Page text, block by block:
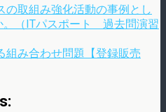
の取組み強化活動の事例とし
。（ITパスポート 過去問演習
組み合わせ問題【登録販売